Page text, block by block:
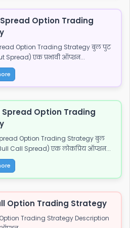
Option Trading
Option Trading Strategy बुल पुट
Spread) एक प्रभावी ऑप्शन...
Spread Option Trading
Option Trading Strategy बुल
Call Spread) एक लोकप्रिय ऑप्शन...
Option Trading Strategy
Trading Strategy Description